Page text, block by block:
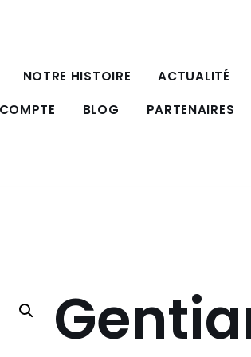
NOTRE HISTOIRE
ACTUALITÉ
BLOG PARTENAIRES